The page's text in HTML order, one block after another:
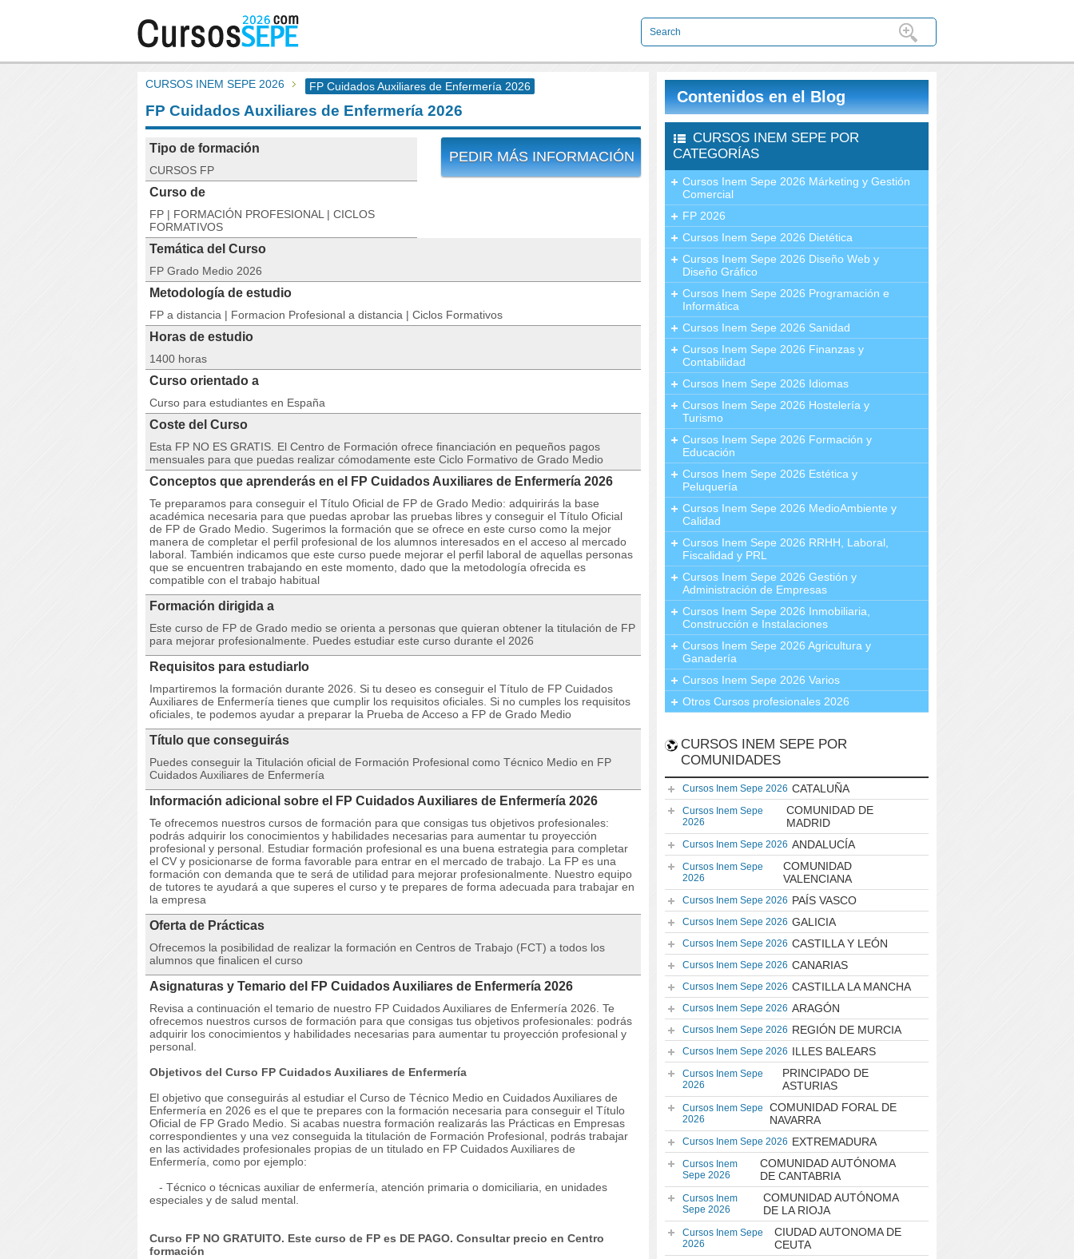
CURSOS INEM SEPE 2026 FP Cuidados Auxiliares de Enfermería 2026
FP Cuidados Auxiliares de Enfermería 2026
PEDIR MÁS INFORMACIÓN
Tipo de formación
CURSOS FP
Curso de
FP | FORMACIÓN PROFESIONAL | CICLOS
FORMATIVOS
Temática del Curso
FP Grado Medio 2026
Metodología de estudio
FP a distancia | Formacion Profesional a distancia | Ciclos Formativos
Horas de estudio
1400 horas
Curso orientado a
Curso para estudiantes en España
Coste del Curso
Esta FP NO ES GRATIS. El Centro de Formación ofrece financiación en pequeños pagos
mensuales para que puedas realizar cómodamente este Ciclo Formativo de Grado Medio
Conceptos que aprenderás en el FP Cuidados Auxiliares de Enfermería 2026
Te preparamos para conseguir el Título Oficial de FP de Grado Medio: adquirirás la base
académica necesaria para que puedas aprobar las pruebas libres y conseguir el Título Oficial
de FP de Grado Medio. Sugerimos la formación que se ofrece en este curso como la mejor
manera de completar el perfil profesional de los alumnos interesados en el acceso al mercado
laboral. También indicamos que este curso puede mejorar el perfil laboral de aquellas personas
que se encuentren trabajando en este momento, dado que la metodología ofrecida es
compatible con el trabajo habitual
Formación dirigida a
Este curso de FP de Grado medio se orienta a personas que quieran obtener la titulación de FP
para mejorar profesionalmente. Puedes estudiar este curso durante el 2026
Requisitos para estudiarlo
Impartiremos la formación durante 2026. Si tu deseo es conseguir el Título de FP Cuidados
Auxiliares de Enfermería tienes que cumplir los requisitos oficiales. Si no cumples los requisitos
oficiales, te podemos ayudar a preparar la Prueba de Acceso a FP de Grado Medio
Título que conseguirás
Puedes conseguir la Titulación oficial de Formación Profesional como Técnico Medio en FP
Cuidados Auxiliares de Enfermería
Información adicional sobre el FP Cuidados Auxiliares de Enfermería 2026
Te ofrecemos nuestros cursos de formación para que consigas tus objetivos profesionales:
podrás adquirir los conocimientos y habilidades necesarias para aumentar tu proyección
profesional y personal. Estudiar formación profesional es una buena estrategia para completar
el CV y posicionarse de forma favorable para entrar en el mercado de trabajo. La FP es una
formación con demanda que te será de utilidad para mejorar profesionalmente. Nuestro equipo
de tutores te ayudará a que superes el curso y te prepares de forma adecuada para trabajar en
la empresa
Oferta de Prácticas
Ofrecemos la posibilidad de realizar la formación en Centros de Trabajo (FCT) a todos los
alumnos que finalicen el curso
Asignaturas y Temario del FP Cuidados Auxiliares de Enfermería 2026
Revisa a continuación el temario de nuestro FP Cuidados Auxiliares de Enfermería 2026. Te
ofrecemos nuestros cursos de formación para que consigas tus objetivos profesionales: podrás
adquirir los conocimientos y habilidades necesarias para aumentar tu proyección profesional y
personal.
Objetivos del Curso FP Cuidados Auxiliares de Enfermería
El objetivo que conseguirás al estudiar el Curso de Técnico Medio en Cuidados Auxiliares de
Enfermería en 2026 es el que te prepares con la formación necesaria para conseguir el Título
Oficial de FP Grado Medio. Si acabas nuestra formación realizarás las Prácticas en Empresas
correspondientes y una vez conseguida la titulación de Formación Profesional, podrás trabajar
en las actividades profesionales propias de un titulado en FP Cuidados Auxiliares de
Enfermería, como por ejemplo:
- Técnico o técnicas auxiliar de enfermería, atención primaria o domiciliaria, en unidades
especiales y de salud mental.
Curso FP NO GRATUITO. Este curso de FP es DE PAGO. Consultar precio en Centro
formación
Contenidos en el Blog
CURSOS INEM SEPE POR
CATEGORÍAS
Cursos Inem Sepe 2026 Márketing y Gestión
Comercial
FP 2026
Cursos Inem Sepe 2026 Dietética
Cursos Inem Sepe 2026 Diseño Web y
Diseño Gráfico
Cursos Inem Sepe 2026 Programación e
Informática
Cursos Inem Sepe 2026 Sanidad
Cursos Inem Sepe 2026 Finanzas y
Contabilidad
Cursos Inem Sepe 2026 Idiomas
Cursos Inem Sepe 2026 Hostelería y
Turismo
Cursos Inem Sepe 2026 Formación y
Educación
Cursos Inem Sepe 2026 Estética y
Peluquería
Cursos Inem Sepe 2026 MedioAmbiente y
Calidad
Cursos Inem Sepe 2026 RRHH, Laboral,
Fiscalidad y PRL
Cursos Inem Sepe 2026 Gestión y
Administración de Empresas
Cursos Inem Sepe 2026 Inmobiliaria,
Construcción e Instalaciones
Cursos Inem Sepe 2026 Agricultura y
Ganadería
Cursos Inem Sepe 2026 Varios
Otros Cursos profesionales 2026
CURSOS INEM SEPE POR
COMUNIDADES
Cursos Inem Sepe 2026 CATALUÑA
Cursos Inem Sepe
2026
COMUNIDAD DE
MADRID
Cursos Inem Sepe 2026 ANDALUCÍA
Cursos Inem Sepe
2026
COMUNIDAD
VALENCIANA
Cursos Inem Sepe 2026 PAÍS VASCO
Cursos Inem Sepe 2026 GALICIA
Cursos Inem Sepe 2026 CASTILLA Y LEÓN
Cursos Inem Sepe 2026 CANARIAS
Cursos Inem Sepe 2026 CASTILLA LA MANCHA
Cursos Inem Sepe 2026 ARAGÓN
Cursos Inem Sepe 2026 REGIÓN DE MURCIA
Cursos Inem Sepe 2026 ILLES BALEARS
Cursos Inem Sepe
2026
PRINCIPADO DE
ASTURIAS
Cursos Inem Sepe
2026
COMUNIDAD FORAL DE
NAVARRA
Cursos Inem Sepe 2026 EXTREMADURA
Cursos Inem
Sepe 2026
COMUNIDAD AUTÓNOMA
DE CANTABRIA
Cursos Inem
Sepe 2026
COMUNIDAD AUTÓNOMA
DE LA RIOJA
Cursos Inem Sepe
2026
CIUDAD AUTONOMA DE
CEUTA